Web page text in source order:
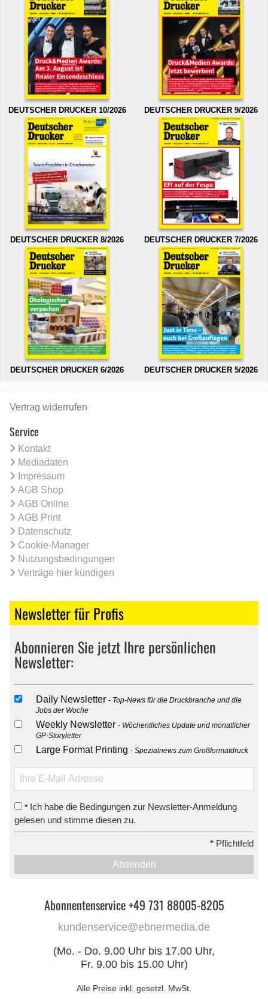
DEUTSCHER DRUCKER 10/2026 DEUTSCHER DRUCKER 9/2026
DEUTSCHER DRUCKER 8/2026 DEUTSCHER DRUCKER 7/2026
DEUTSCHER DRUCKER 6/2026 DEUTSCHER DRUCKER 5/2026
Vertrag widerrufen
Service
Kontakt
Mediadaten
Impressum
AGB Shop
AGB Online
AGB Print
Datenschutz
Cookie-Manager
Nutzungsbedingungen
Verträge hier kündigen
Newsletter für Profis
Abonnieren Sie jetzt Ihre persönlichen
Newsletter:
Daily Newsletter
Top-News für die Druckbranche und die
Jobs der Woche
Weekly Newsletter
Wöchentliches Update und monatlicher
GP-Storyletter
Large Format Printing Spezialnews zum Großformatdruck
* Ich habe die Bedingungen zur Newsletter-Anmeldung
gelesen und stimme diesen zu.
* Pflichtfeld
Absenden
Abonnentenservice +49 731 88005-8205
kundenservice@ebnermedia.de
(Mo. - Do. 9.00 Uhr bis 17.00 Uhr,
Fr. 9.00 bis 15.00 Uhr)
Alle Preise inkl. gesetzl. MwSt.